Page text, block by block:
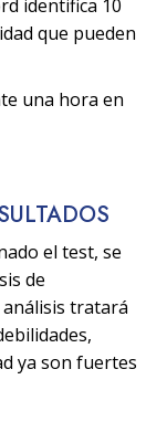
identifica 10
que pueden
una hora en
el test, se
de
tratará
ya son fuertes